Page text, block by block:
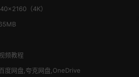
（4K）
频教程
度网盘,夸克网盘,OneDrive